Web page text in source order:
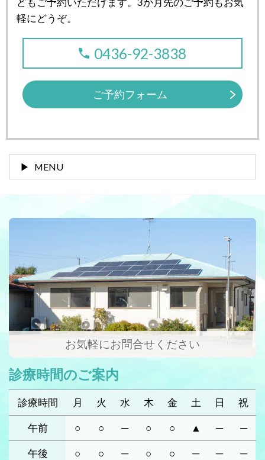
軽にどうぞ。
0436-92-3838
ご予約フォーム
MENU
お気軽にお問合せください
診療時間のご案内
診療時間 月 火 水 木 金 土 日 祝
午前 ○ ○ ─ ○ ○ ▲ ─ ─
午後 ○ ○ ─ ○ ○ ─ ─ ─